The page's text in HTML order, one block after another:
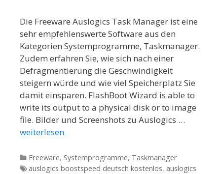
Die Freeware Auslogics Task Manager ist eine
sehr empfehlenswerte Software aus den
Kategorien Systemprogramme, Taskmanager.
Zudem erfahren Sie, wie sich nach einer
Defragmentierung die Geschwindigkeit
steigern würde und wie viel Speicherplatz Sie
damit einsparen. FlashBoot Wizard is able to
write its output to a physical disk or to image
file. Bilder und Screenshots zu Auslogics …
weiterlesen
Kategorien
Freeware, Systemprogramme, Taskmanager
Tags
auslogics boostspeed deutsch kostenlos, auslogics